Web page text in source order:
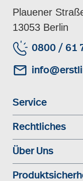
Plauener
13053 Berlin
0800 / 61
Service
Rechtliches
Über Uns